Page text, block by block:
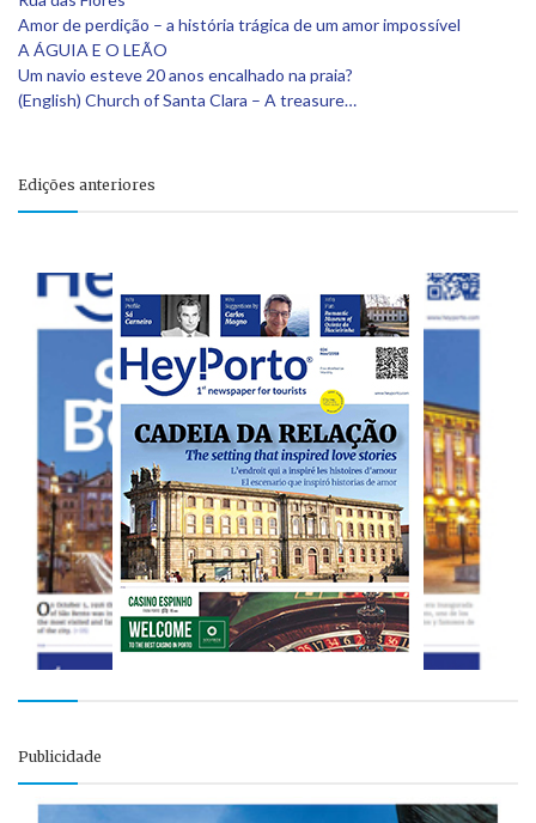
Amor de perdição – a história trágica de um amor impossível
A ÁGUIA E O LEÃO
Um navio esteve 20 anos encalhado na praia?
(English) Church of Santa Clara – A treasure…
Edições anteriores
Publicidade